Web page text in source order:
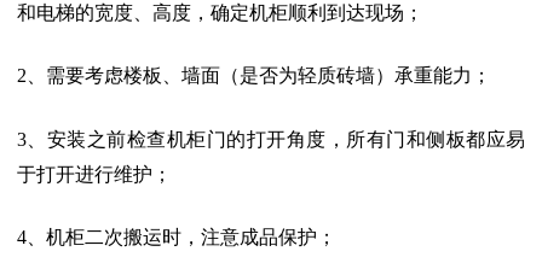
和电梯的宽度、高度，确定机柜顺利到达现场；
2、需要考虑楼板、墙面（是否为轻质砖墙）承重能力；
3、安装之前检查机柜门的打开角度，所有门和侧板都应易
于打开进行维护；
4、机柜二次搬运时，注意成品保护；